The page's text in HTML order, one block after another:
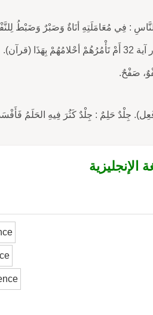
جِلْدٌ حَلِمٌ : جِلْدٌ كَثُرَ فِيهِ الحَلَمُ
الإنجليزية